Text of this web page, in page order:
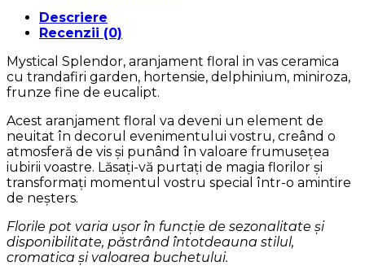
Descriere
Recenzii (0)
Mystical Splendor, aranjament floral in vas ceramica
cu trandafiri garden, hortensie, delphinium, miniroza,
frunze fine de eucalipt.
Acest aranjament floral va deveni un element de
neuitat în decorul evenimentului vostru, creând o
atmosferă de vis și punând în valoare frumusețea
iubirii voastre. Lăsați-vă purtați de magia florilor și
transformați momentul vostru special într-o amintire
de neșters.
Florile pot varia ușor în funcție de sezonalitate și
disponibilitate, păstrând întotdeauna stilul,
cromatica și valoarea buchetului.